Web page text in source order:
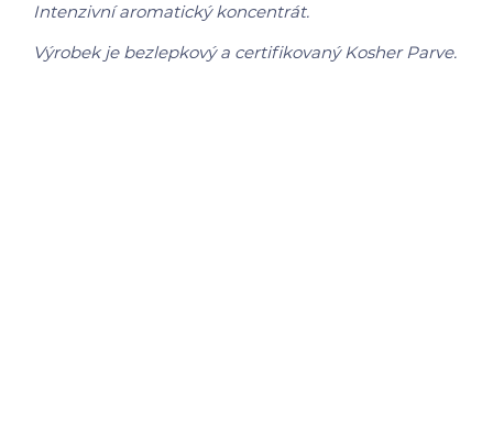
Intenzivní aromatický koncentrát.
Výrobek je bezlepkový a certifikovaný Kosher Parve.